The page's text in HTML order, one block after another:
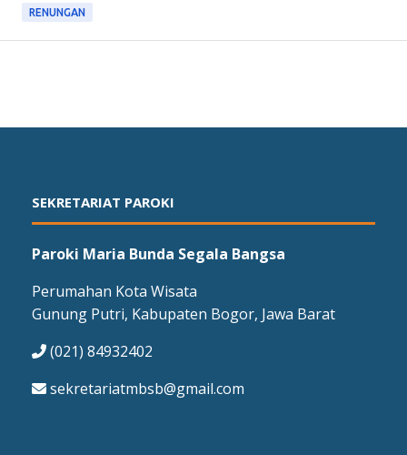
RENUNGAN
SEKRETARIAT PAROKI
Paroki Maria Bunda Segala Bangsa
Perumahan Kota Wisata
Gunung Putri, Kabupaten Bogor, Jawa Barat
(021) 84932402
sekretariatmbsb@gmail.com